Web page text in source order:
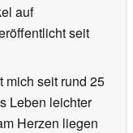
auf
seit
mich seit rund 25
Leben leichter
Herzen liegen